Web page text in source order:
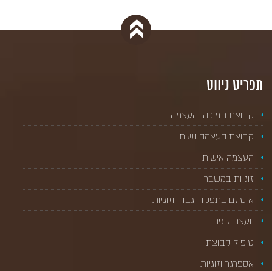
תפריט ניווט
קבוצת תמיכה והעצמה
קבוצת העצמה נשית
העצמה אישית
זוגיות במשבר
אוטיזם בתפקוד גבוה וזוגיות
יועצת זוגית
טיפול קבוצתי
אספרגר וזוגיות